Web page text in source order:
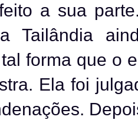
a sua
Tailândia
forma que o
Ela foi